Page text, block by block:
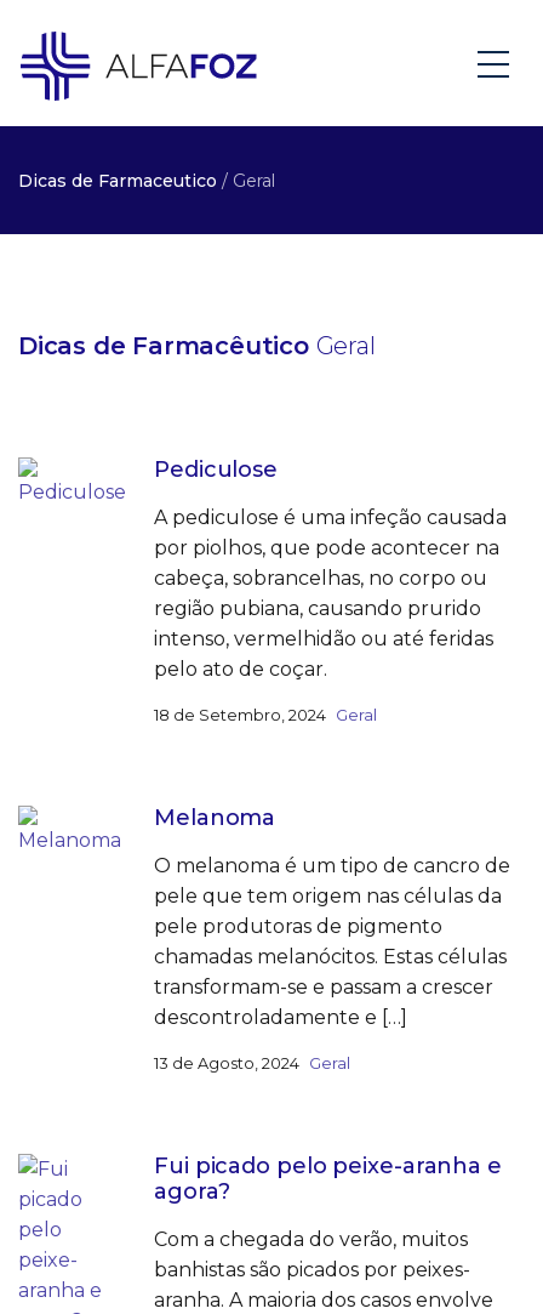
Dicas de Farmaceutico / Geral
Dicas de Farmacêutico Geral
Pediculose
A pediculose é uma infeção causada
por piolhos, que pode acontecer na
cabeça, sobrancelhas, no corpo ou
região pubiana, causando prurido
intenso, vermelhidão ou até feridas
pelo ato de coçar.
18 de Setembro, 2024 Geral
Melanoma
O melanoma é um tipo de cancro de
pele que tem origem nas células da
pele produtoras de pigmento
chamadas melanócitos. Estas células
transformam-se e passam a crescer
descontroladamente e […]
13 de Agosto, 2024 Geral
Fui picado pelo peixe-aranha e
agora?
Com a chegada do verão, muitos
banhistas são picados por peixes-
aranha. A maioria dos casos envolve